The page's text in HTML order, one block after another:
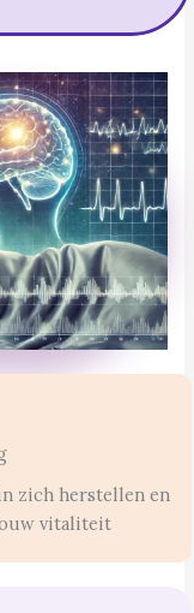
zich herstellen en
vitaliteit